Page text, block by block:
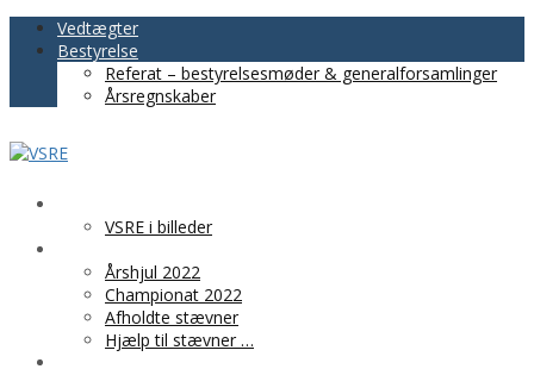
Vedtægter
Bestyrelse
Referat – bestyrelsesmøder & generalforsamlinger
Årsregnskaber
VSRE i billeder
Årshjul 2022
Championat 2022
Afholdte stævner
Hjælp til stævner …